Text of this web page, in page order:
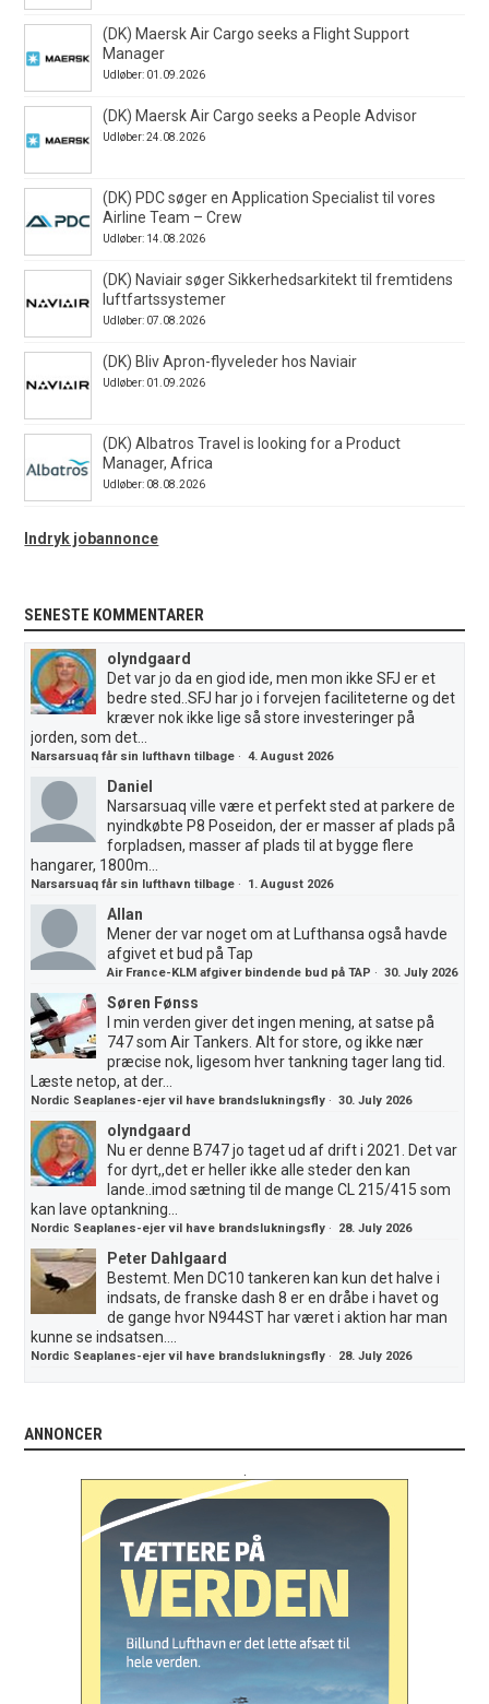
(DK) Maersk Air Cargo seeks a Flight Support
Manager
Udløber: 01.09.2026
(DK) Maersk Air Cargo seeks a People Advisor
Udløber: 24.08.2026
(DK) PDC søger en Application Specialist til vores
Airline Team – Crew
Udløber: 14.08.2026
(DK) Naviair søger Sikkerhedsarkitekt til fremtidens
luftfartssystemer
Udløber: 07.08.2026
(DK) Bliv Apron-flyveleder hos Naviair
Udløber: 01.09.2026
(DK) Albatros Travel is looking for a Product
Manager, Africa
Udløber: 08.08.2026
Indryk jobannonce
SENESTE KOMMENTARER
olyndgaard
Det var jo da en giod ide, men mon ikke SFJ er et
bedre sted..SFJ har jo i forvejen faciliteterne og det
kræver nok ikke lige så store investeringer på
jorden, som det...
Narsarsuaq får sin lufthavn tilbage ·4. August 2026
Daniel
Narsarsuaq ville være et perfekt sted at parkere de
nyindkøbte P8 Poseidon, der er masser af plads på
forpladsen, masser af plads til at bygge flere
hangarer, 1800m...
Narsarsuaq får sin lufthavn tilbage · 1. August 2026
Allan
Mener der var noget om at Lufthansa også havde
afgivet et bud på Tap
Air France-KLM afgiver bindende bud på TAP ·30. July 2026
Søren Fønss
I min verden giver det ingen mening, at satse på
747 som Air Tankers. Alt for store, og ikke nær
præcise nok, ligesom hver tankning tager lang tid.
Læste netop, at der...
Nordic Seaplanes-ejer vil have brandslukningsfly ·30. July 2026
olyndgaard
Nu er denne B747 jo taget ud af drift i 2021. Det var
for dyrt,,det er heller ikke alle steder den kan
lande..imod sætning til de mange CL 215/415 som
kan lave optankning...
Nordic Seaplanes-ejer vil have brandslukningsfly · 28. July 2026
Peter Dahlgaard
Bestemt. Men DC10 tankeren kan kun det halve i
indsats, de franske dash 8 er en dråbe i havet og
de gange hvor N944ST har været i aktion har man
kunne se indsatsen....
Nordic Seaplanes-ejer vil have brandslukningsfly · 28. July 2026
ANNONCER